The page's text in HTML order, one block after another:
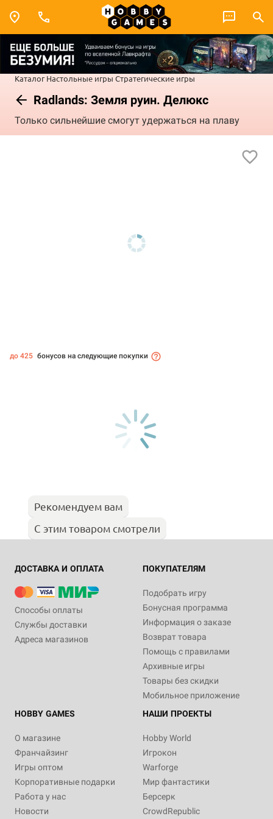
Каталог Настольные игры Стратегические игры
Radlands: Земля руин. Делюкс
Только сильнейшие смогут удержаться на плаву
до 425 бонусов на следующие покупки
Рекомендуем вам
С этим товаром смотрели
ДОСТАВКА И ОПЛАТА
Способы оплаты
Службы доставки
Адреса магазинов
ПОКУПАТЕЛЯМ
Подобрать игру
Бонусная программа
Информация о заказе
Возврат товара
Помощь с правилами
Архивные игры
Товары без скидки
Мобильное приложение
HOBBY GAMES
О магазине
Франчайзинг
Игры оптом
Корпоративные подарки
Работа у нас
Новости
НАШИ ПРОЕКТЫ
Hobby World
Игрокон
Warforge
Мир фантастики
Берсерк
CrowdRepublic